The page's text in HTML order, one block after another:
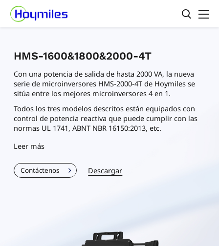
HMS-1600&1800&2000-4T
Con una potencia de salida de hasta 2000 VA, la nueva
serie de microinversores HMS-2000-4T de Hoymiles se
sitúa entre los mejores microinversores 4 en 1.
Todos los tres modelos descritos están equipados con
control de potencia reactiva que puede cumplir con las
normas UL 1741, ABNT NBR 16150:2013, etc.
Leer más
Contáctenos Descargar